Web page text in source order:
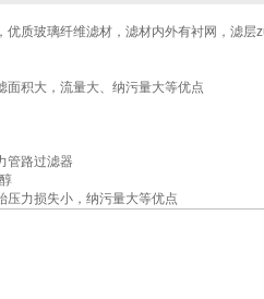
质玻璃纤维滤材，滤材内外有衬网，滤层
面积大，流量大、纳污量大等优点
管路过滤器
压力损失小，纳污量大等优点